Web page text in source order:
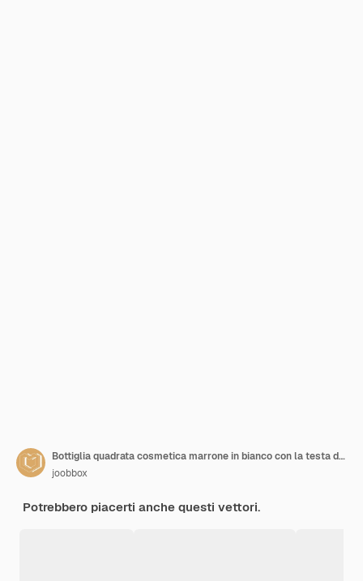
Bottiglia quadrata cosmetica marrone in bianco con la testa della pompa per il prodotto di bellezza
joobbox
Potrebbero piacerti anche questi vettori.